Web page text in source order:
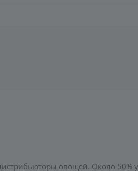
овощей. Около 50%